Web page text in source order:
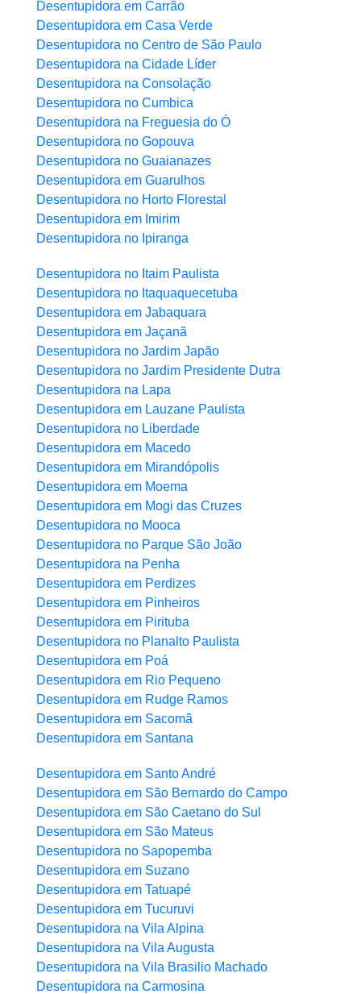
Desentupidora em Carrão
Desentupidora em Casa Verde
Desentupidora no Centro de São Paulo
Desentupidora na Cidade Líder
Desentupidora na Consolação
Desentupidora no Cumbica
Desentupidora na Freguesia do Ó
Desentupidora no Gopouva
Desentupidora no Guaianazes
Desentupidora em Guarulhos
Desentupidora no Horto Florestal
Desentupidora em Imirim
Desentupidora no Ipiranga
Desentupidora no Itaim Paulista
Desentupidora no Itaquaquecetuba
Desentupidora em Jabaquara
Desentupidora em Jaçanã
Desentupidora no Jardim Japão
Desentupidora no Jardim Presidente Dutra
Desentupidora na Lapa
Desentupidora em Lauzane Paulista
Desentupidora no Liberdade
Desentupidora em Macedo
Desentupidora em Mirandópolis
Desentupidora em Moema
Desentupidora em Mogi das Cruzes
Desentupidora no Mooca
Desentupidora no Parque São João
Desentupidora na Penha
Desentupidora em Perdizes
Desentupidora em Pinheiros
Desentupidora em Pirituba
Desentupidora no Planalto Paulista
Desentupidora em Poá
Desentupidora em Rio Pequeno
Desentupidora em Rudge Ramos
Desentupidora em Sacomã
Desentupidora em Santana
Desentupidora em Santo André
Desentupidora em São Bernardo do Campo
Desentupidora em São Caetano do Sul
Desentupidora em São Mateus
Desentupidora no Sapopemba
Desentupidora em Suzano
Desentupidora em Tatuapé
Desentupidora em Tucuruvi
Desentupidora na Vila Alpina
Desentupidora na Vila Augusta
Desentupidora na Vila Brasilio Machado
Desentupidora na Carmosina